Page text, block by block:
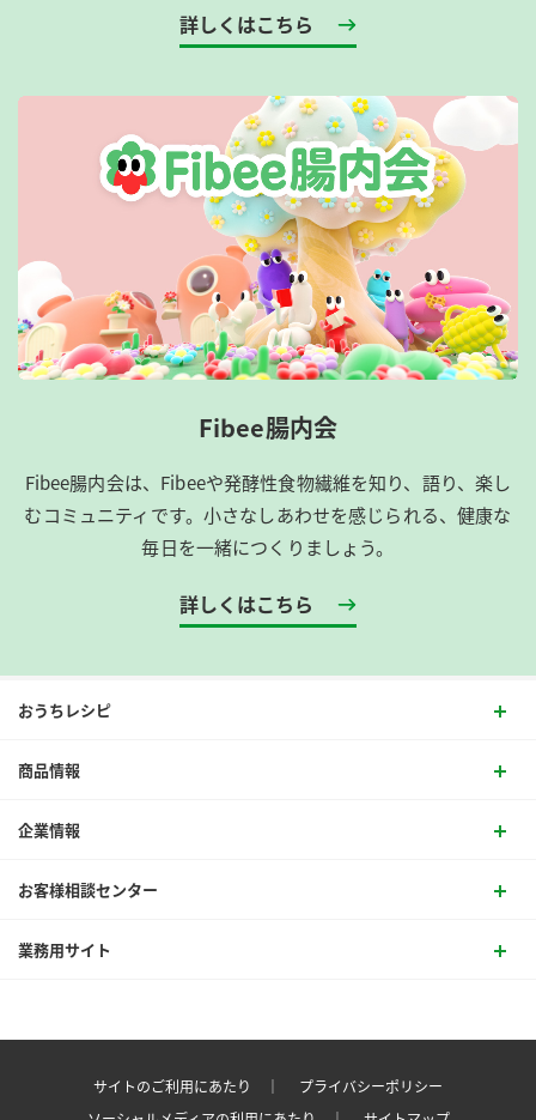
詳しくはこちら
Fibee腸内会
Fibee腸内会は、​Fibeeや発酵性食物繊維を知り、語り、楽し
むコミュニティです。​小さなしあわせを感じられる、健康な
毎日を一緒につくりましょう。
詳しくはこちら
おうちレシピ
商品情報
企業情報
お客様相談センター
業務用サイト
サイトのご利用にあたり ｜
プライバシーポリシー